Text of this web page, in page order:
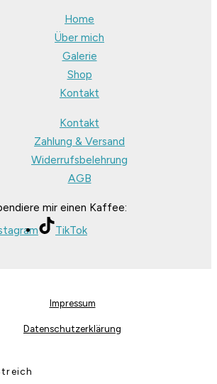
Home
Über mich
Galerie
Shop
Kontakt
Kontakt
Zahlung & Versand
Widerrufsbelehrung
AGB
mir einen Kaffee:
TikTok
Impressum
Datenschutzerklärung